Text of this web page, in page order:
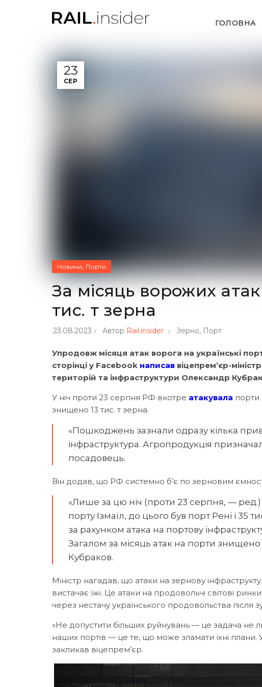
ГОЛОВНА
23
СЕР
Новини, Порти
За місяць ворожих
тис. т зерна
23.08.2023 Автор Rail.insider Зерно, Порт
Упродовж місяця атак ворога на українські
сторінці у Facebook написав віцепрем’єр-
територій та інфраструктури Олександр
У ніч проти 23 серпня РФ вкотре атакувала порти
знищено 13 тис. т зерна.
«Пошкоджень зазнали одразу кілька
інфраструктура. Агропродукція
посадовець.
Він додав, що РФ системно б’є по зерновим
«Лише за цю ніч (проти 23 серпня, — ред.)
порту Ізмаїл, до цього був порт Рені і 35
за рахунком атака на портову
Загалом за місяць атак на порти знищено
Кубраков.
Міністр нагадав, що атаки на зернову
вистачає їжі. Це атаки на продовольчі світові
через нестачу українського продовольства після
«Не допустити більших руйнувань — це задача не
наших портів — це те, що може зламати їхні плани.
закликав віцепрем’єр.